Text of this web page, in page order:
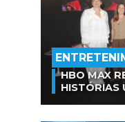
HBO MAX
HISTÓRIAS